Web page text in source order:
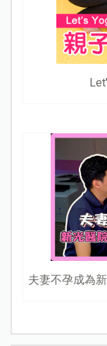
夫妻不孕成為